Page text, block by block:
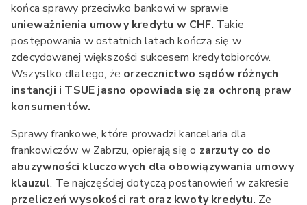
końca sprawy przeciwko bankowi w sprawie
unieważnienia umowy kredytu w CHF. Takie
postępowania w ostatnich latach kończą się w
zdecydowanej większości sukcesem kredytobiorców.
Wszystko dlatego, że orzecznictwo sądów różnych
instancji i TSUE jasno opowiada się za ochroną praw
konsumentów.
Sprawy frankowe, które prowadzi kancelaria dla
frankowiczów w Zabrzu, opierają się o zarzuty co do
abuzywności kluczowych dla obowiązywania umowy
klauzul. Te najczęściej dotyczą postanowień w zakresie
przeliczeń wysokości rat oraz kwoty kredytu. Ze